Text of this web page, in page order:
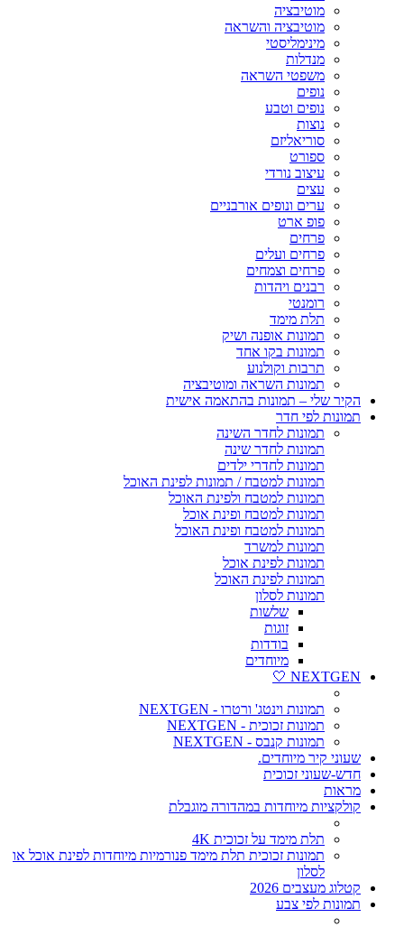
מוטיבציה
מוטיבציה והשראה
מינימליסטי
מנדלות
משפטי השראה
נופים
נופים וטבע
נוצות
סוריאליזם
ספורט
עיצוב נורדי
עצים
ערים ונופים אורבניים
פופ ארט
פרחים
פרחים ועלים
פרחים וצמחים
רבנים ויהדות
רומנטי
תלת מימד
תמונות אופנה ושיק
תמונות בקו אחד
תרבות וקולנוע
תמונות השראה ומוטיבציה
הקיר שלי – תמונות בהתאמה אישית
תמונות לפי חדר
תמונות לחדר השינה
תמונות לחדר שינה
תמונות לחדרי ילדים
תמונות למטבח / תמונות לפינת האוכל
תמונות למטבח ולפינת האוכל
תמונות למטבח ופינת אוכל
תמונות למטבח ופינת האוכל
תמונות למשרד
תמונות לפינת אוכל
תמונות לפינת האוכל
תמונות לסלון
שלשות
זוגות
בודדות
מיוחדים
NEXTGEN 🤍
תמונות וינטג' ורטרו - NEXTGEN
תמונות זכוכית - NEXTGEN
תמונות קנבס - NEXTGEN
שעוני קיר מיוחדים.
חדש-שעוני זכוכית
מראות
קולקציות מיוחדות במהדורה מוגבלת
תלת מימד על זכוכית 4K
תמונות זכוכית תלת מימד פנורמיות מיוחדות לפינת אוכל או
לסלון
קטלוג מעצבים 2026
תמונות לפי צבע